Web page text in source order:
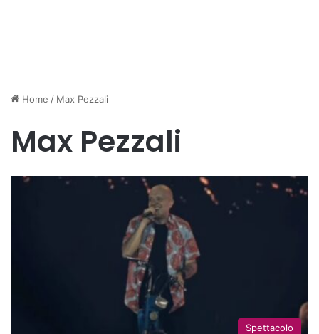
Home / Max Pezzali
Max Pezzali
Spettacolo